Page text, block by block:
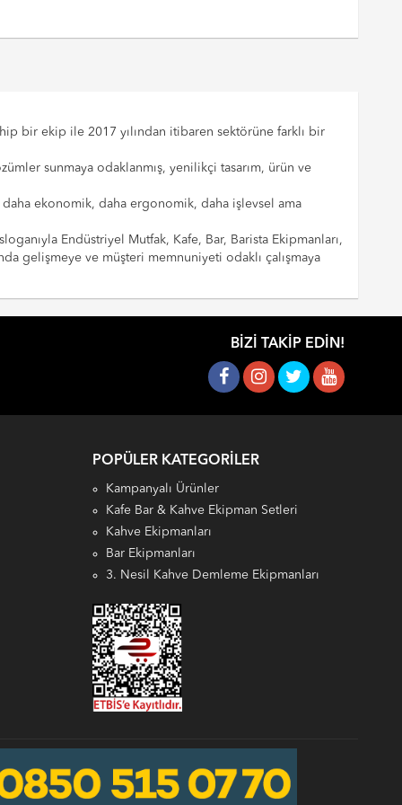
bir ekip ile 2017 yılından itibaren sektörüne farklı bir
sunmaya odaklanmış, yenilikçi tasarım, ürün ve
daha ekonomik, daha ergonomik, daha işlevsel ama
Endüstriyel Mutfak, Kafe, Bar, Barista Ekipmanları,
gelişmeye ve müşteri memnuniyeti odaklı çalışmaya
BIZI TAKIP EDIN!
POPÜLER KATEGORILER
Kampanyalı Ürünler
Kafe Bar & Kahve Ekipman Setleri
Kahve Ekipmanları
Bar Ekipmanları
3. Nesil Kahve Demleme Ekipmanları